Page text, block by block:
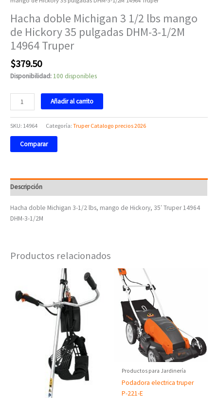
Hacha doble Michigan 3 1/2 lbs mango
de Hickory 35 pulgadas DHM-3-1/2M
14964 Truper
$379.50
Disponibilidad:100 disponibles
Truper
cantidad
Añadir al carrito
SKU: 14964 Categoría:Truper Catalogo precios 2026
Comparar
Descripción
Hacha doble Michigan 3-1/2 lbs, mango de Hickory, 35′ Truper 14964
DHM-3-1/2M
Productos relacionados
Productos para Jardinería
Podadora electrica truper
P-221-E